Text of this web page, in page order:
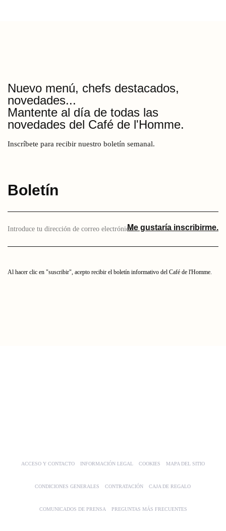
Nuevo menú, chefs destacados,
novedades...
Mantente al día de todas las
novedades del Café de l'Homme.
Inscríbete para recibir nuestro boletín semanal.
Boletín
aquí
correo
Al hacer clic en "suscribir", acepto recibir el boletín informativo del Café de l'Homme.
Me gustaría inscribirme.
ACCESO Y CONTACTO INFORMACIÓN LEGAL COOKIES MAPA DEL SITIO
CONDICIONES GENERALES CONTRATACIÓN CAJA DE REGALO
COMUNICADOS DE PRENSA PREGUNTAS MÁS FRECUENTES